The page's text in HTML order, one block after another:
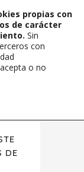
DE
propias con
de carácter
Sin
con
o no